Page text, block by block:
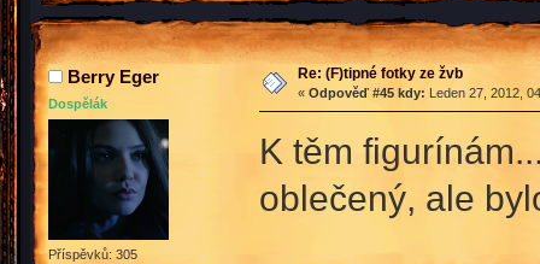
Berry Eger
Dospělák
Příspěvků: 305
Re: (F)tipné fotky ze žvb
« Odpověď #45 kdy: Leden 27, 2012,
K těm
oblečený, ale